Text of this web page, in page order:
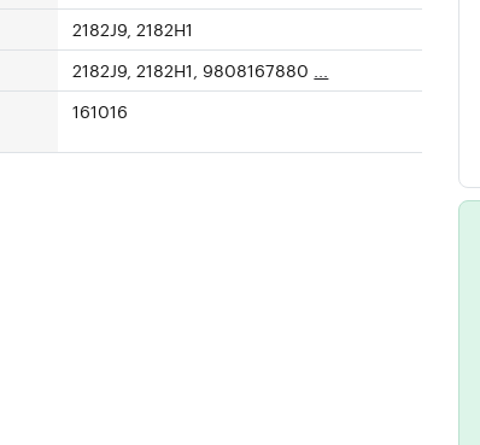
2182J9, 2182H1
2182J9, 2182H1, 9808167880
161016